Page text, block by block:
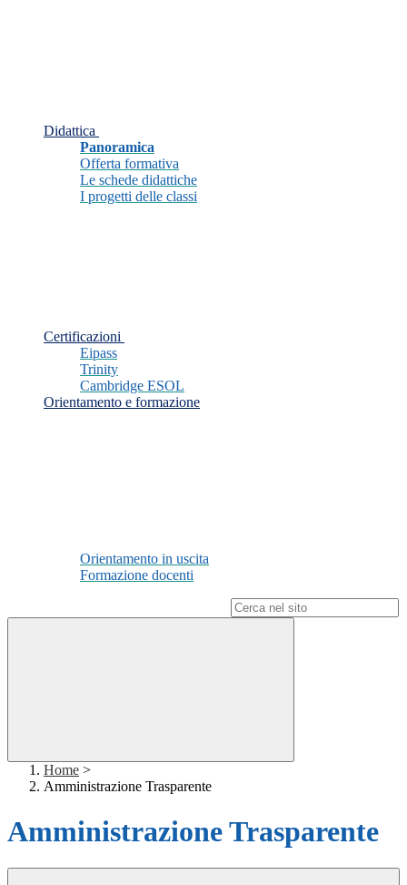
Didattica
Panoramica
Offerta formativa
Le schede didattiche
I progetti delle classi
Certificazioni
Eipass
Trinity
Cambridge ESOL
Orientamento e formazione
Orientamento in uscita
Formazione docenti
Home >
Amministrazione Trasparente
Amministrazione Trasparente